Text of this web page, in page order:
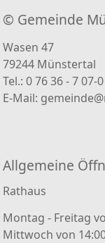
© Gemeinde
Wasen 47
79244 Münstertal
Tel.: 0 76 36 - 7 07-0
E-Mail:
Allgemeine
Rathaus
Montag - Freitag
Mittwoch von